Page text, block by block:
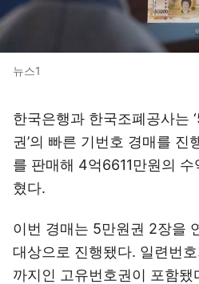
뉴스1
한국은행과 한국조폐공사는
권’의 빠른 기번호 경매를 진
를 판매해 4억6611만원의
혔다.
이번 경매는 5만원권 2장을
대상으로 진행됐다. 일련번
까지인 고유번호권이 포함됐